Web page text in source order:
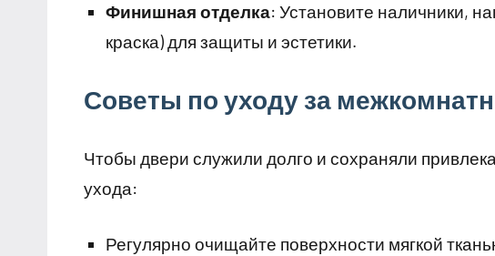
Финишная отделка: Установите наличники,
краска) для защиты и эстетики.
Советы по уходу за
Чтобы двери служили долго и сохраняли
ухода:
Регулярно очищайте поверхности мягкой